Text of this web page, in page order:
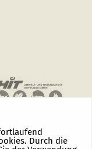
Durch die